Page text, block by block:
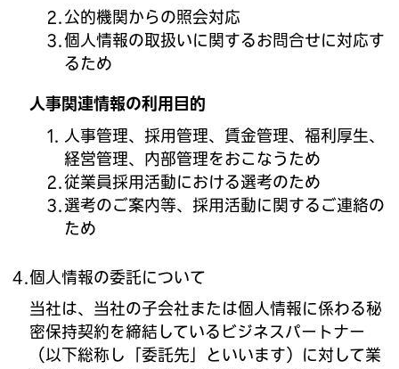
公的機関からの照会対応
個人情報の取扱いに関するお問合せに対応す
るため
人事関連情報の利用目的
人事管理、採用管理、賃金管理、福利厚生、
経営管理、内部管理をおこなうため
従業員採用活動における選考のため
選考のご案内等、採用活動に関するご連絡の
ため
個人情報の委託について
当社は、当社の子会社または個人情報に係わる秘
密保持契約を締結しているビジネスパートナー
（以下総称し「委託先」といいます）に対して業